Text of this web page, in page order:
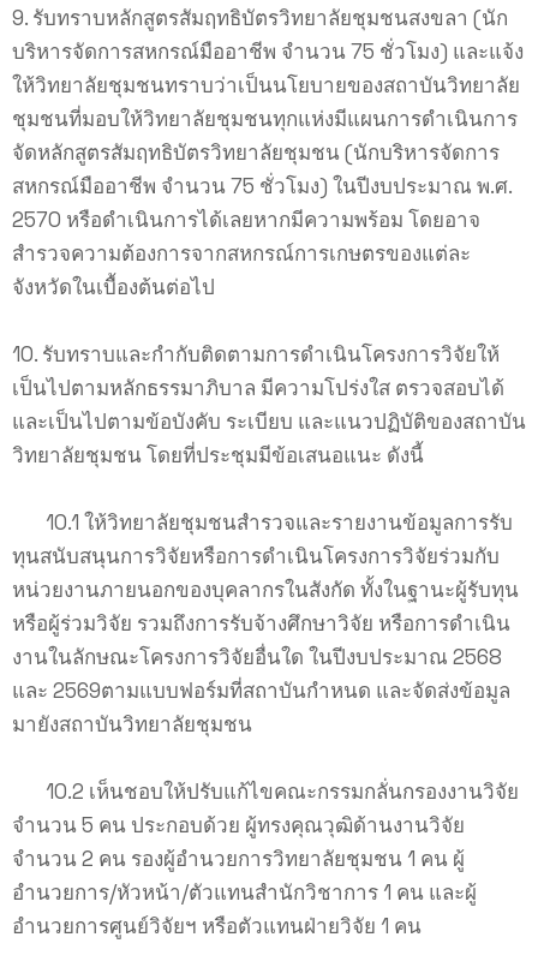
9. รับทราบหลักสูตรสัมฤทธิบัตรวิทยาลัยชุมชนสงขลา (นัก
บริหารจัดการสหกรณ์มืออาชีพ จำนวน 75 ชั่วโมง) และแจ้ง
ให้วิทยาลัยชุมชนทราบว่าเป็นนโยบายของสถาบันวิทยาลัย
ชุมชนที่มอบให้วิทยาลัยชุมชนทุกแห่งมีแผนการดำเนินการ
จัดหลักสูตรสัมฤทธิบัตรวิทยาลัยชุมชน (นักบริหารจัดการ
สหกรณ์มืออาชีพ จำนวน 75 ชั่วโมง) ในปีงบประมาณ พ.ศ.
2570 หรือดำเนินการได้เลยหากมีความพร้อม โดยอาจ
สำรวจความต้องการจากสหกรณ์การเกษตรของแต่ละ
จังหวัดในเบื้องต้นต่อไป
10. รับทราบและกำกับติดตามการดำเนินโครงการวิจัยให้
เป็นไปตามหลักธรรมาภิบาล มีความโปร่งใส ตรวจสอบได้
และเป็นไปตามข้อบังคับ ระเบียบ และแนวปฏิบัติของสถาบัน
วิทยาลัยชุมชน โดยที่ประชุมมีข้อเสนอแนะ ดังนี้
10.1 ให้วิทยาลัยชุมชนสำรวจและรายงานข้อมูลการรับ
ทุนสนับสนุนการวิจัยหรือการดำเนินโครงการวิจัยร่วมกับ
หน่วยงานภายนอกของบุคลากรในสังกัด ทั้งในฐานะผู้รับทุน
หรือผู้ร่วมวิจัย รวมถึงการรับจ้างศึกษาวิจัย หรือการดำเนิน
งานในลักษณะโครงการวิจัยอื่นใด ในปีงบประมาณ 2568
และ 2569ตามแบบฟอร์มที่สถาบันกำหนด และจัดส่งข้อมูล
มายังสถาบันวิทยาลัยชุมชน
10.2 เห็นชอบให้ปรับแก้ไขคณะกรรมกลั่นกรองงานวิจัย
จำนวน 5 คน ประกอบด้วย ผู้ทรงคุณวุฒิด้านงานวิจัย
จำนวน 2 คน รองผู้อำนวยการวิทยาลัยชุมชน 1 คน ผู้
อำนวยการ/หัวหน้า/ตัวแทนสำนักวิชาการ 1 คน และผู้
อำนวยการศูนย์วิจัยฯ หรือตัวแทนฝ่ายวิจัย 1 คน